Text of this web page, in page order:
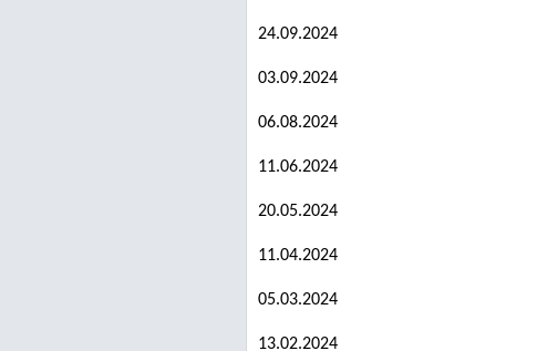
24.09.2024
03.09.2024
06.08.2024
11.06.2024
20.05.2024
11.04.2024
05.03.2024
13.02.2024